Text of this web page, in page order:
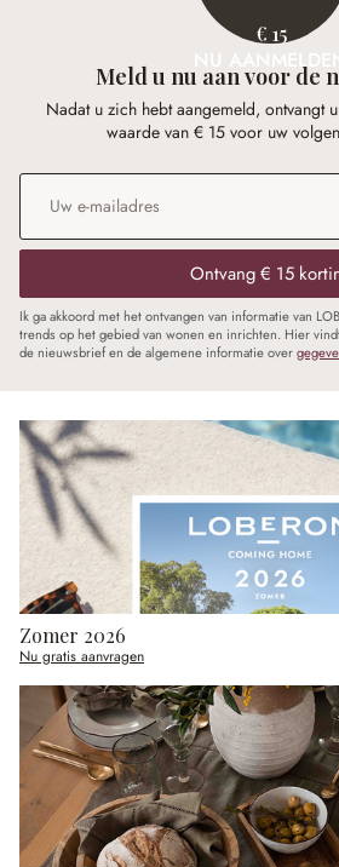
€ 15
NU
Meld u nu aan voor de
Nadat u zich hebt aangemeld, ontvangt
waarde van € 15 voor uw
E-mailadres
Ontvang € 15
Ik ga akkoord met het ontvangen van informatie van
trends op het gebied van wonen en inrichten. Hier
de nieuwsbrief en de algemene informatie over
Zomer 2026
Nu gratis aanvragen